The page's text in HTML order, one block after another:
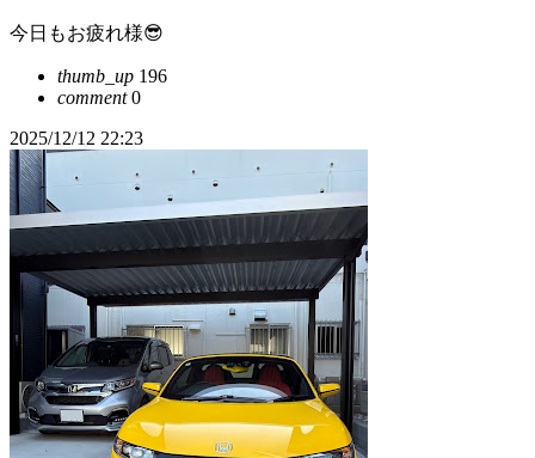
今日もお疲れ様😎
thumb_up 196
comment0
2025/12/12 22:23